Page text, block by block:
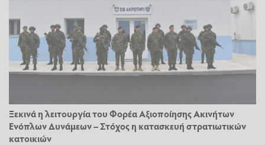
Ξεκινά η λειτουργία του Φορέα Αξιοποίησης Ακινήτων
Ενόπλων Δυνάμεων – Στόχος η κατασκευή στρατιωτικών
κατοικιών